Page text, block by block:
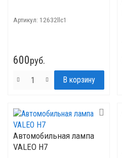
Артикул: 12632llc1
600руб.
Автомобильная лампа
VALEO H7